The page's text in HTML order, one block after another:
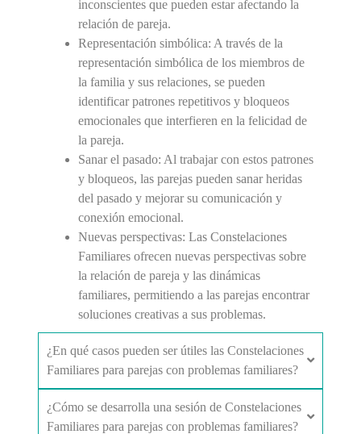
inconscientes que pueden estar afectando la
relación de pareja.
Representación simbólica: A través de la
representación simbólica de los miembros de
la familia y sus relaciones, se pueden
identificar patrones repetitivos y bloqueos
emocionales que interfieren en la felicidad de
la pareja.
Sanar el pasado: Al trabajar con estos patrones
y bloqueos, las parejas pueden sanar heridas
del pasado y mejorar su comunicación y
conexión emocional.
Nuevas perspectivas: Las Constelaciones
Familiares ofrecen nuevas perspectivas sobre
la relación de pareja y las dinámicas
familiares, permitiendo a las parejas encontrar
soluciones creativas a sus problemas.
¿En qué casos pueden ser útiles las Constelaciones
Familiares para parejas con problemas familiares?
¿Cómo se desarrolla una sesión de Constelaciones
Familiares para parejas con problemas familiares?